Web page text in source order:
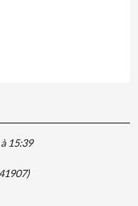
15:39
)